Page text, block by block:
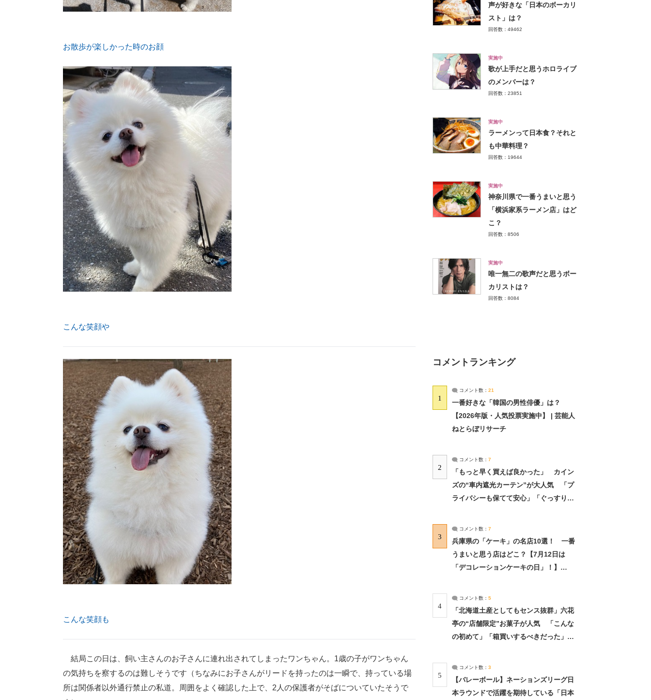
お散歩が楽しかった時のお顔
こんな笑顔や
こんな笑顔も
結局この日は、飼い主さんのお子さんに連れ出されてしまったワンちゃん。1歳の子がワンちゃん
の気持ちを察するのは難しそうです（ちなみにお子さんがリードを持ったのは一瞬で、持っている場
所は関係者以外通行禁止の私道。周囲をよく確認した上で、2人の保護者がそばについていたそうで
声が好きな「日本のボーカリ
スト」は？
回答数：49462
実施中
歌が上手だと思うホロライブ
のメンバーは？
回答数：23851
実施中
ラーメンって日本食？それと
も中華料理？
回答数：19644
実施中
神奈川県で一番うまいと思う
「横浜家系ラーメン店」はど
こ？
回答数：8506
実施中
唯一無二の歌声だと思うボー
カリストは？
回答数：8084
コメントランキング
1
コメント数： 21
一番好きな「韓国の男性俳優」は？
【2026年版・人気投票実施中】 | 芸能人
ねとらぼリサーチ
2
コメント数： 7
「もっと早く買えば良かった」 カイン
ズの“車内遮光カーテン”が大人気 「プ
ライバシーも保てて安心」「ぐっすり眠
3
コメント数： 7
兵庫県の「ケーキ」の名店10選！ 一番
うまいと思う店はどこ？【7月12日は
「デコレーションケーキの日」！】
4
コメント数： 5
「北海道土産としてもセンス抜群」六花
亭の“店舗限定”お菓子が人気 「こんな
の初めて」「箱買いするべきだった」
5
コメント数： 3
【バレーボール】ネーションズリーグ日
本ラウンドで活躍を期待している「日本